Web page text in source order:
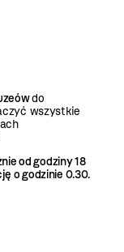
do
wszystkie
od godziny 18
o godzinie 0.30.